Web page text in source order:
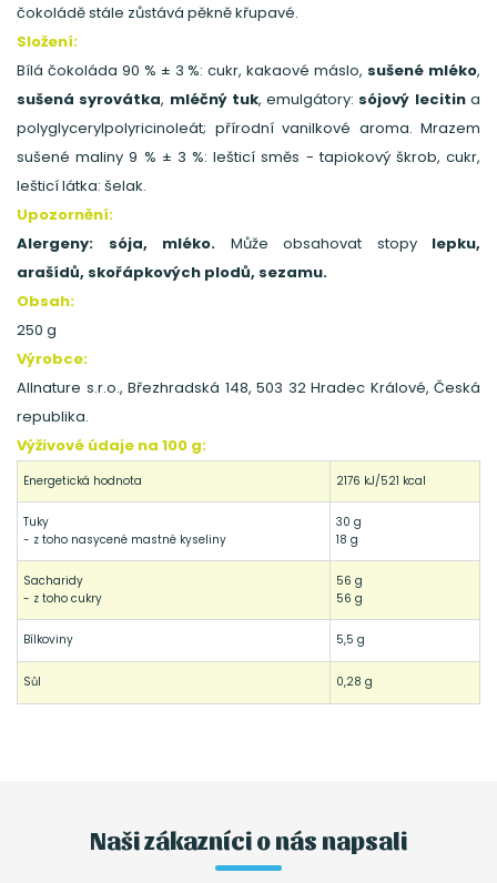
čokoládě stále zůstává pěkně křupavé.
Složení:
Bílá čokoláda 90 % ± 3 %: cukr, kakaové máslo, sušené mléko,
sušená syrovátka, mléčný tuk, emulgátory: sójový lecitina
polyglycerylpolyricinoleát; přírodní vanilkové aroma. Mrazem
sušené maliny 9 % ± 3 %: lešticí směs - tapiokový škrob, cukr,
lešticí látka: šelak.
Upozornění:
Alergeny: sója, mléko. Může obsahovat stopy lepku,
arašídů, skořápkových plodů, sezamu.
Obsah:
250 g
Výrobce:
Allnature s.r.o., Březhradská 148, 503 32 Hradec Králové, Česká
republika.
Výživové údaje na 100 g:
Energetická hodnota 2176 kJ/521 kcal
Tuky
- z toho nasycené mastné kyseliny
30 g
18 g
Sacharidy
- z toho cukry
56 g
56 g
Bílkoviny 5,5 g
Sůl 0,28 g
Naši zákazníci o nás napsali